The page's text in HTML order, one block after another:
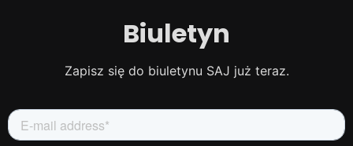
Biuletyn
Zapisz się do biuletynu SAJ już teraz.